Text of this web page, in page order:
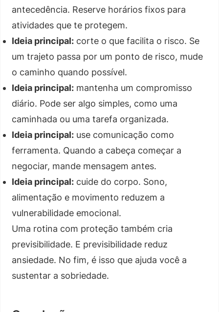
antecedência. Reserve horários fixos para
atividades que te protegem.
Ideia principal: corte o que facilita o risco. Se
um trajeto passa por um ponto de risco, mude
o caminho quando possível.
Ideia principal: mantenha um compromisso
diário. Pode ser algo simples, como uma
caminhada ou uma tarefa organizada.
Ideia principal: use comunicação como
ferramenta. Quando a cabeça começar a
negociar, mande mensagem antes.
Ideia principal: cuide do corpo. Sono,
alimentação e movimento reduzem a
vulnerabilidade emocional.
Uma rotina com proteção também cria
previsibilidade. E previsibilidade reduz
ansiedade. No fim, é isso que ajuda você a
sustentar a sobriedade.